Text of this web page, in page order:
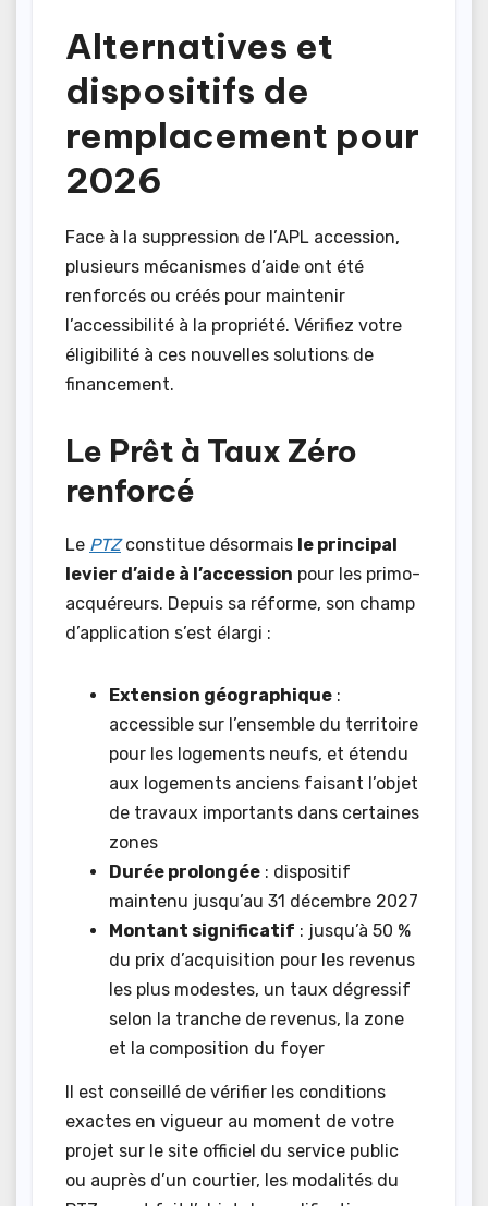
Alternatives et
dispositifs de
remplacement pour
2026
Face à la suppression de l’APL accession,
plusieurs mécanismes d’aide ont été
renforcés ou créés pour maintenir
l’accessibilité à la propriété. Vérifiez votre
éligibilité à ces nouvelles solutions de
financement.
Le Prêt à Taux Zéro
renforcé
Le PTZconstitue désormais le principal
levier d’aide à l’accession pour les primo-
acquéreurs. Depuis sa réforme, son champ
d’application s’est élargi :
Extension géographique :
accessible sur l’ensemble du territoire
pour les logements neufs, et étendu
aux logements anciens faisant l’objet
de travaux importants dans certaines
zones
Durée prolongée : dispositif
maintenu jusqu’au 31 décembre 2027
Montant significatif : jusqu’à 50 %
du prix d’acquisition pour les revenus
les plus modestes, un taux dégressif
selon la tranche de revenus, la zone
et la composition du foyer
Il est conseillé de vérifier les conditions
exactes en vigueur au moment de votre
projet sur le site officiel du service public
ou auprès d’un courtier, les modalités du